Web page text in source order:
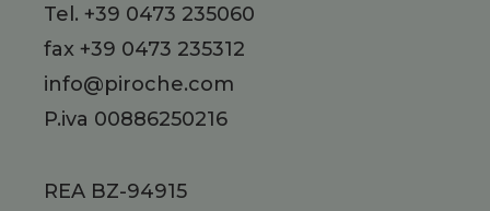
Tel.+39 0473 235060
fax +39 0473 235312
info@piroche.com
P.iva 00886250216
REA BZ-94915